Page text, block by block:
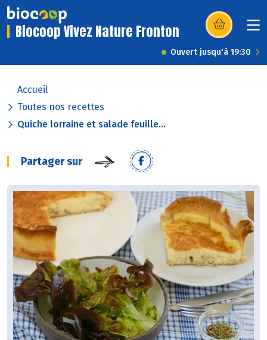
Biocoop Vivez Nature Fronton (s’ouvre dans
Ouvert jusqu'à 19:30
Accueil
Toutes nos recettes
Quiche lorraine et salade feuille...
Partager sur